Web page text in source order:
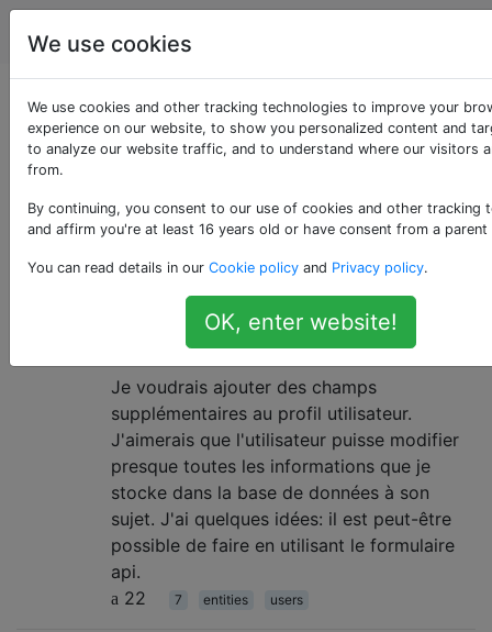
Drupal
Questions marquées
«users»
L'une des entités les plus importantes que Drupal
utilise est l'entité utilisateur.
Comment ajouter des champs
supplémentaires au profil
utilisateur?
Je voudrais ajouter des champs
supplémentaires au profil utilisateur.
J'aimerais que l'utilisateur puisse modifier
presque toutes les informations que je
stocke dans la base de données à son
sujet. J'ai quelques idées: il est peut-être
possible de faire en utilisant le formulaire
api.
22
7 entities users
We use cookies
We use cookies and other tracking technologies to improve your
experience on our website, to show you personalized content and
to analyze our website traffic, and to understand where our visitors
from.
By continuing, you consent to our use of cookies and other tracking
and affirm you're at least 16 years old or have consent from a parent
You can read details in our Cookie policy and Privacy policy.
OK, enter website!